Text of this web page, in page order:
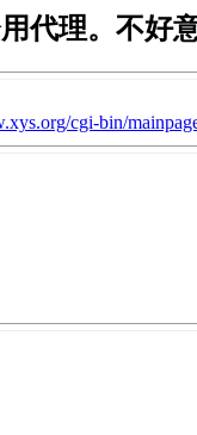
代理。不好
cgi-bin/